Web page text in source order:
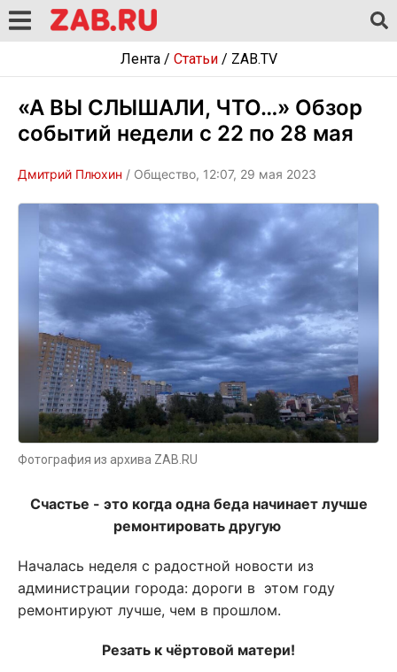
Лента/ Статьи/ ZAB.TV
«А ВЫ СЛЫШАЛИ, ЧТО…» Обзор
событий недели с 22 по 28 мая
Дмитрий Плюхин / Общество, 12:07, 29 мая 2023
Фотография из архива ZAB.RU
Счастье - это когда одна беда начинает лучше
ремонтировать другую
Началась неделя с радостной новости из
администрации города: дороги в этом году
ремонтируют лучше, чем в прошлом.
Резать к чёртовой матери!